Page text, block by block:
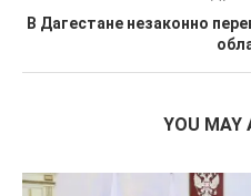
В Дагестане незаконно
YOU MAY